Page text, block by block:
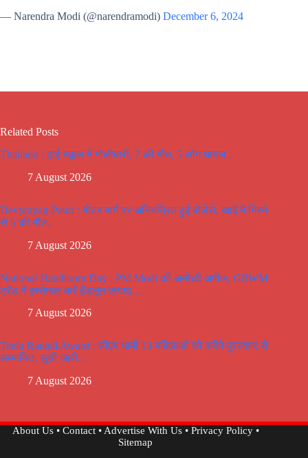
— Narendra Modi (@narendramodi) December 6, 2024
Related Posts
Thailand : हाई स्कूल में गोलीबारी, 7 की मौत, 5 लोग घायल…
7 August 2026
Devprayag-Pauri : मोटर मार्ग पर अनियंत्रित हुई बोलेरो, खाई में गिरने
से 5 की मौत..
7 August 2026
National Handloom Day : PM Modi की अनोखी अपील, GRWM
ट्रेंड में इस्तेमाल करें हैंडलूम उत्पाद…
7 August 2026
Teelu Rauteli Award : सीएम धामी 13 महिलाओं को करेंगे पुरस्कार से
सम्मानित, सूची जारी…
7 August 2026
About Us• Contact•Advertise With Us• Privacy Policy•
Sitemap